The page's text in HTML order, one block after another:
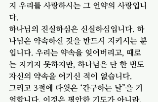
지 우리를 사랑하시는 그 언약의 사랑입니
다.
하나님의 진실하심은 신실하심입니다. 하
나님은 약속하신 것을 반드시 지키시는 분
입니다. 우리는 약속을 잊어버리고, 때로
는 지키지 못하지만, 하나님은 단 한 번도
자신의 약속을 어기신 적이 없습니다.
그리고 3절에 다윗은 ‘간구하는 날”을 기
억합니다. 이것은 평안한 기도가 아니라,